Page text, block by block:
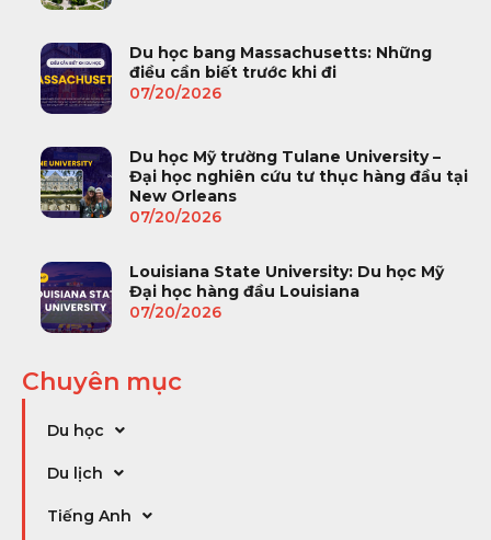
Du học bang Massachusetts: Những
điều cần biết trước khi đi
07/20/2026
Du học Mỹ trường Tulane University –
Đại học nghiên cứu tư thục hàng đầu tại
New Orleans
07/20/2026
Louisiana State University: Du học Mỹ
Đại học hàng đầu Louisiana
07/20/2026
Chuyên mục
Du học
Du lịch
Tiếng Anh